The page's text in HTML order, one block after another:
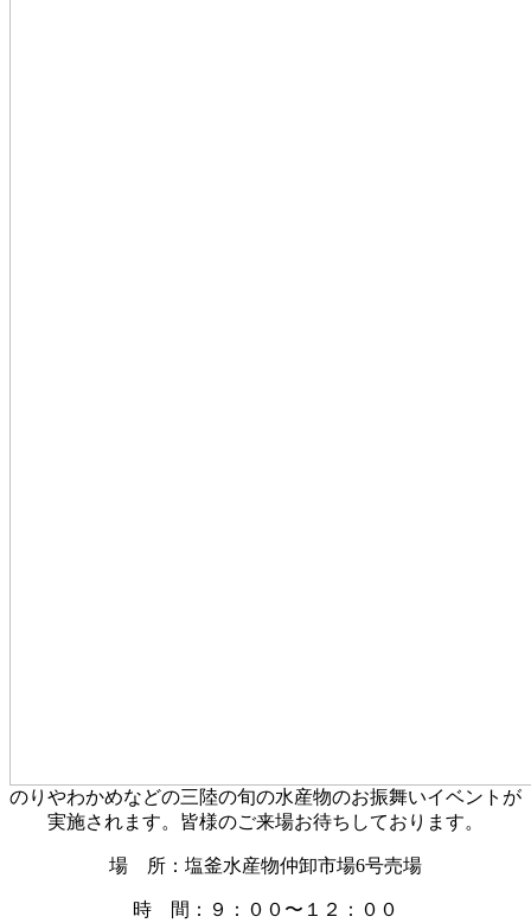
のりやわかめなどの三陸の旬の水産物のお振舞いイベントが
実施されます。皆様のご来場お待ちしております。
場 所：塩釜水産物仲卸市場6号売場
時 間：９：００〜１２：００